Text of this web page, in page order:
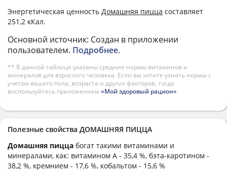
Энергетическая ценность Домашняя пицца составляет
251,2 кКал.
Основной источник: Создан в приложении
пользователем. Подробнее.
** В данной таблице указаны средние нормы витаминов и
минералов для взрослого человека. Если вы хотите узнать нормы с
учетом вашего пола, возраста и других факторов, тогда
воспользуйтесь приложением «Мой здоровый рацион».
Полезные свойства ДОМАШНЯЯ ПИЦЦА
Домашняя пицца богат такими витаминами и
минералами, как: витамином А - 35,4 %, бэта-каротином -
38,2 %, кремнием - 17,6 %, кобальтом - 15,6 %